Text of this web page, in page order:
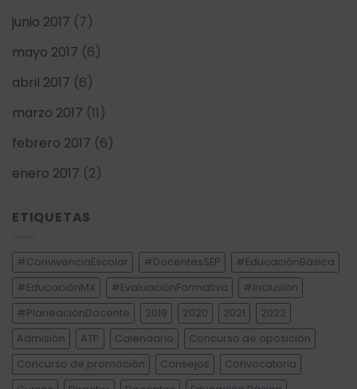
junio 2017 (7)
mayo 2017 (6)
abril 2017 (6)
marzo 2017 (11)
febrero 2017 (6)
enero 2017 (2)
ETIQUETAS
#ConvivenciaEscolar #DocentesSEP
#EducaciónBásica
#EducaciónMX
#EvaluaciónFormativa
#Inclusión
#PlaneaciónDocente
2019 2020 2021
2022
Admisión
ATP Calendario
Concurso de oposición
Concurso de promoción
Consejos
Convocatoria